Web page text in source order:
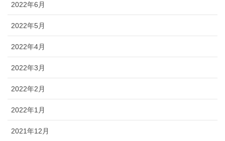
2022年6月
2022年5月
2022年4月
2022年3月
2022年2月
2022年1月
2021年12月